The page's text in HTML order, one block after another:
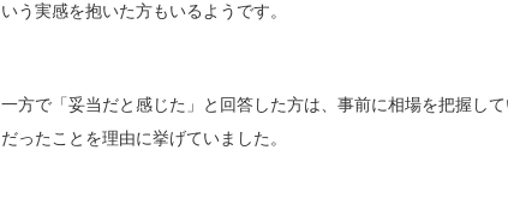
いう実感を抱いた方もいるようです。
一方で「妥当だと感じた」と回答した方は、事前に相場を把握し
だったことを理由に挙げていました。